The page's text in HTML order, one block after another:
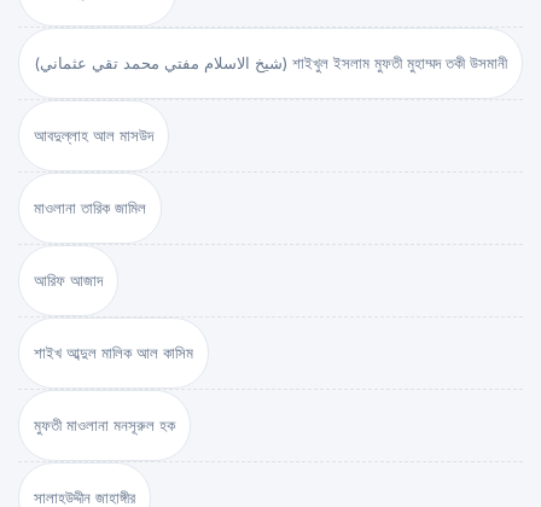
(شيخ الاسلام مفتي محمد تقي عثماني) শাইখুল ইসলাম মুফতী মুহাম্মদ তকী উসমানী
আবদুল্লাহ আল মাসউদ
মাওলানা তারিক জামিল
আরিফ আজাদ
শাইখ আব্দুল মালিক আল কাসিম
মুফতী মাওলানা মনসূরুল হক
সালাহউদ্দীন জাহাঙ্গীর